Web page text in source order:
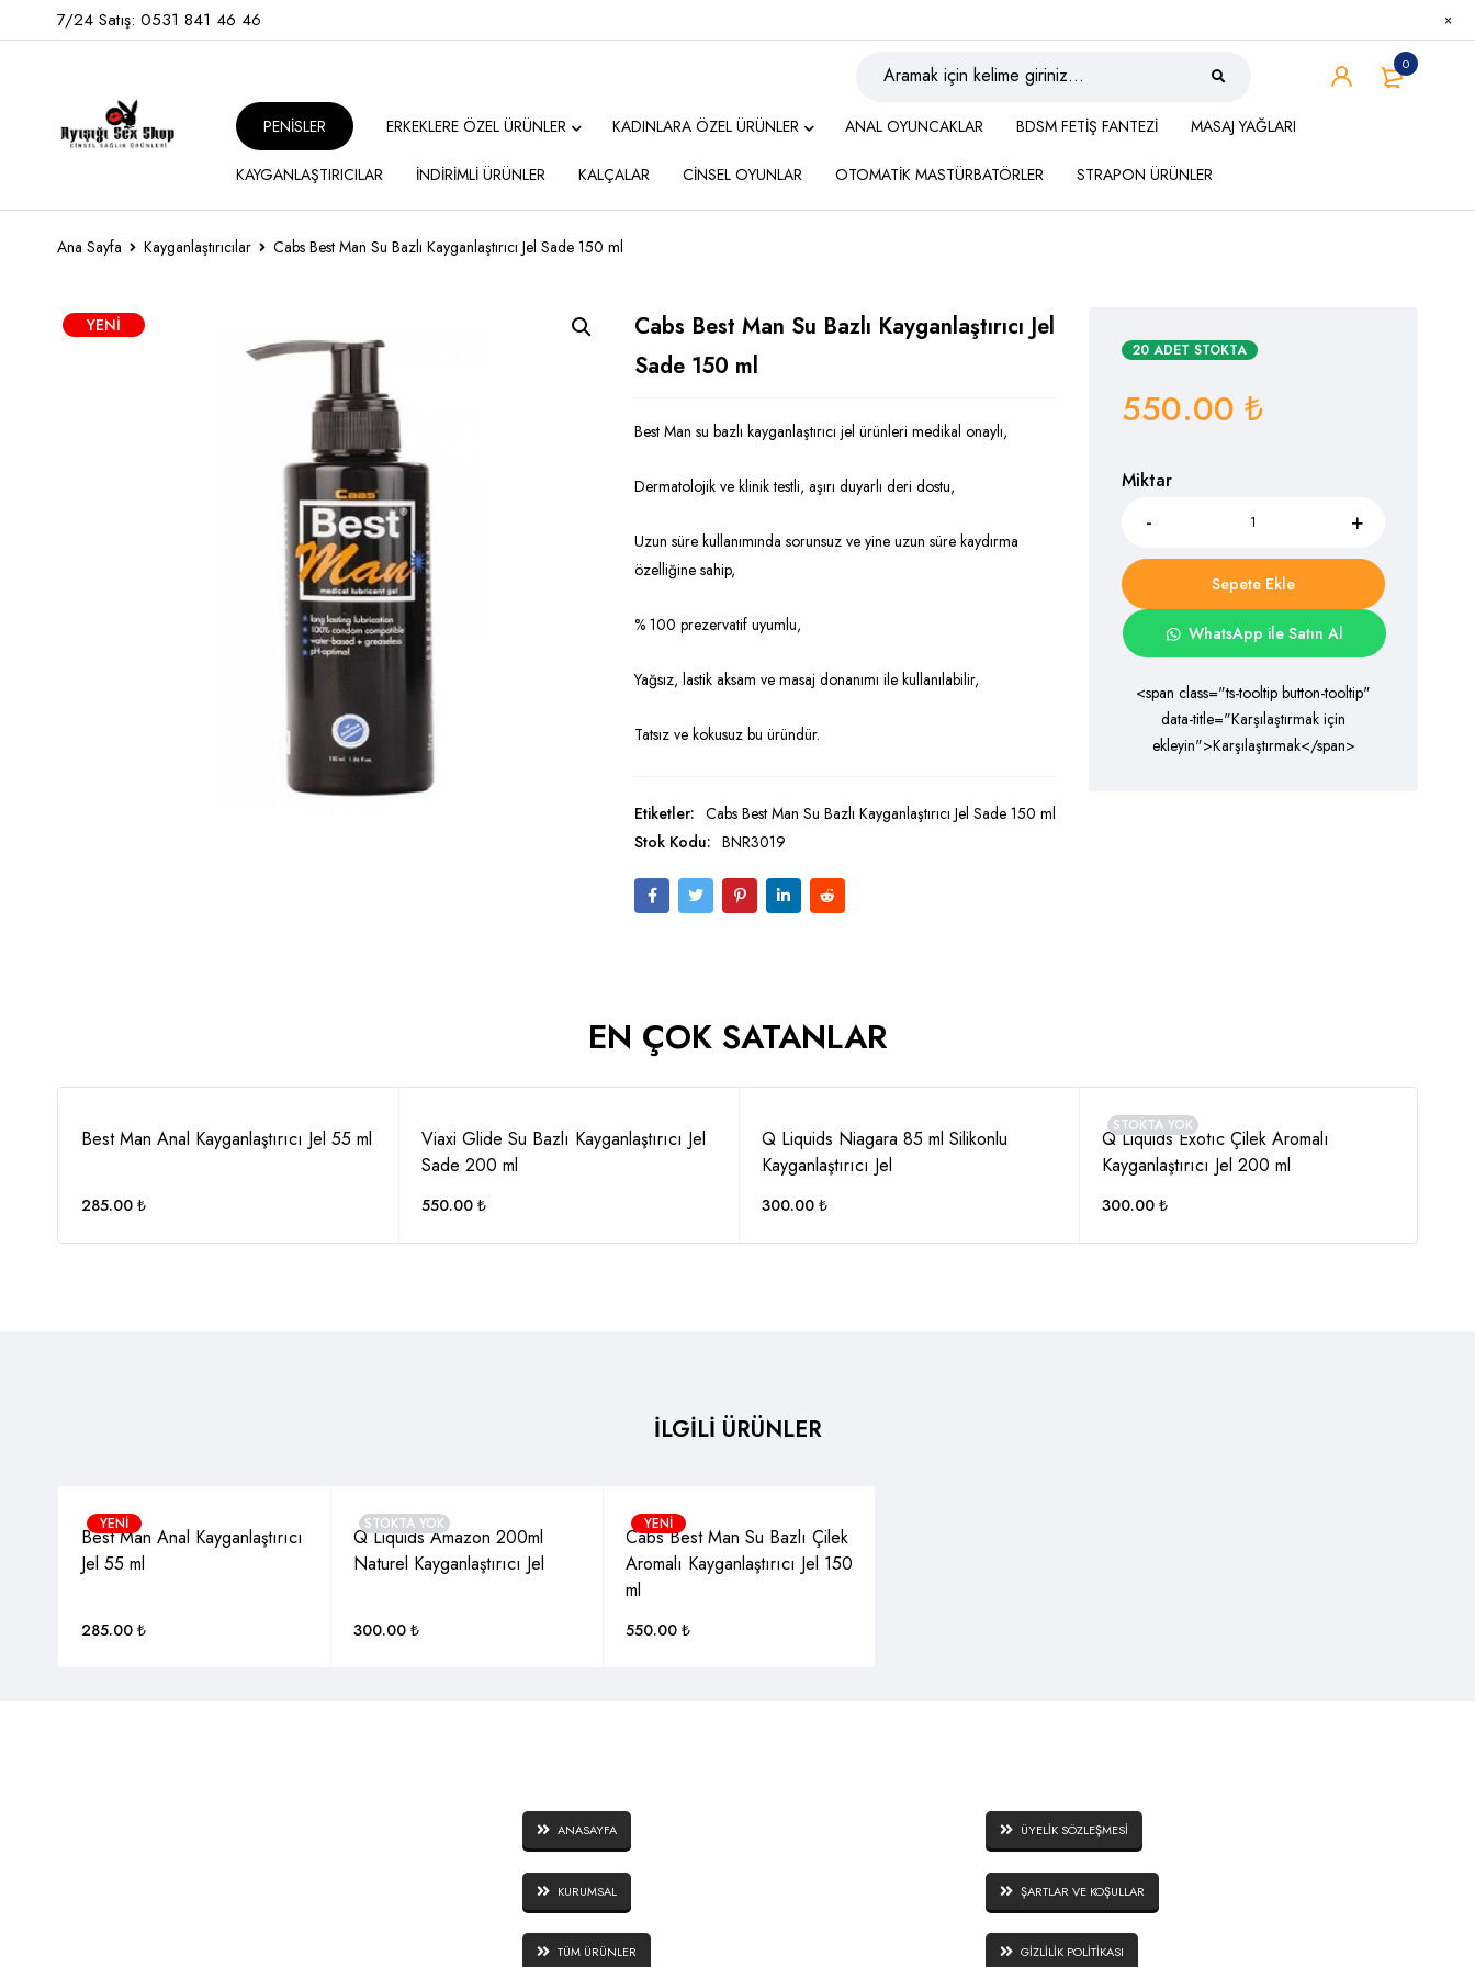
7/24 Satış: 0531 841 46 46
0
PENİSLER ERKEKLERE ÖZEL ÜRÜNLER KADINLARA ÖZEL ÜRÜNLER ANAL OYUNCAKLAR BDSM FETİŞ FANTEZİ MASAJ YAĞLARI
KAYGANLAŞTIRICILAR İNDİRİMLİ ÜRÜNLER KALÇALAR CİNSEL OYUNLAR OTOMATİK MASTÜRBATÖRLER STRAPON ÜRÜNLER
Ana Sayfa Kayganlaştırıcılar Cabs Best Man Su Bazlı Kayganlaştırıcı Jel Sade 150 ml
YENI
Cabs Best Man Su Bazlı Kayganlaştırıcı Jel
Sade 150 ml
Best Man su bazlı kayganlaştırıcı jel ürünleri medikal onaylı,
Dermatolojik ve klinik testli, aşırı duyarlı deri dostu,
Uzun süre kullanımında sorunsuz ve yine uzun süre kaydırma
özelliğine sahip,
% 100 prezervatif uyumlu,
Yağsız, lastik aksam ve masaj donanımı ile kullanılabilir,
Tatsız ve kokusuz bu üründür.
20 ADET STOKTA
550.00 ₺
Miktar
Sepete Ekle
WhatsApp ile Satın Al
<span class="ts-tooltip button-tooltip"
data-title="Karşılaştırmak için
ekleyin">Karşılaştırmak</span>
Etiketler: Cabs Best Man Su Bazlı Kayganlaştırıcı Jel Sade 150 ml
Stok Kodu: BNR3019
EN ÇOK SATANLAR
Best Man Anal Kayganlaştırıcı Jel 55 ml
285.00 ₺
Viaxi Glide Su Bazlı Kayganlaştırıcı Jel
Sade 200 ml
550.00 ₺
Q Liquids Niagara 85 ml Silikonlu
Kayganlaştırıcı Jel
300.00 ₺
STOKTA YOK
Q Liquids Exotıc Çilek Aromalı
Kayganlaştırıcı Jel 200 ml
300.00 ₺
İLGİLİ ÜRÜNLER
YENI
Best Man Anal Kayganlaştırıcı
Jel 55 ml
285.00 ₺
STOKTA YOK
Q Liquids Amazon 200ml
Naturel Kayganlaştırıcı Jel
300.00 ₺
YENI
Cabs Best Man Su Bazlı Çilek
Aromalı Kayganlaştırıcı Jel 150
ml
550.00 ₺
ANASAYFA
KURUMSAL
TÜM ÜRÜNLER
ÜYELİK SÖZLEŞMESİ
ŞARTLAR VE KOŞULLAR
GİZLİLİK POLİTİKASI